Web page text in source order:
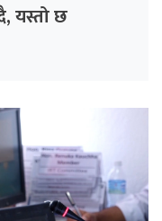
यस्तो छ